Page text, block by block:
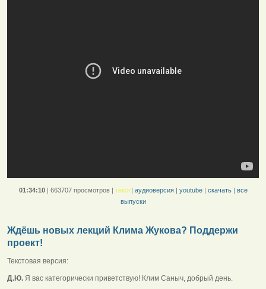
01:34:10 | 663707 просмотров | текст| аудиоверсия | youtube | скачать | все
выпуски
Ждёшь новых лекций Клима Жукова? Поддержи
проект!
Текстовая версия:
Д.Ю. Я вас категорически приветствую! Клим Саныч, добрый день.